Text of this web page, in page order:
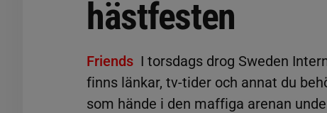
hästfesten
Friends I torsdags drog Sweden
finns länkar, tv-tider och annat du
som hände i den maffiga arenan